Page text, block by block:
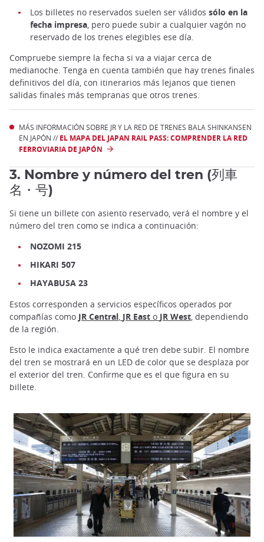
Los billetes no reservados suelen ser válidos sólo en la
fecha impresa, pero puede subir a cualquier vagón no
reservado de los trenes elegibles ese día.
Compruebe siempre la fecha si va a viajar cerca de
medianoche. Tenga en cuenta también que hay trenes finales
definitivos del día, con itinerarios más lejanos que tienen
salidas finales más tempranas que otros trenes.
MÁS INFORMACIÓN SOBRE JR Y LA RED DE TRENES BALA SHINKANSEN
EN JAPÓN // EL MAPA DEL JAPAN RAIL PASS: COMPRENDER LA RED
FERROVIARIA DE JAPÓN
3. Nombre y número del tren (列車
名・号)
Si tiene un billete con asiento reservado, verá el nombre y el
número del tren como se indica a continuación:
NOZOMI 215
HIKARI 507
HAYABUSA 23
Estos corresponden a servicios específicos operados por
compañías como JR Central JR East o JR West , dependiendo
de la región.
Esto le indica exactamente a qué tren debe subir. El nombre
del tren se mostrará en un LED de color que se desplaza por
el exterior del tren. Confirme que es el que figura en su
billete.